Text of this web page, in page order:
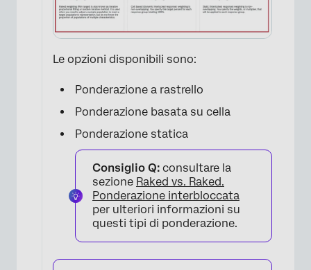
Le opzioni disponibili sono:
Ponderazione a rastrello
Ponderazione basata su cella
Ponderazione statica
Consiglio Q: consultare la
sezione Raked vs. Raked.
Ponderazione interbloccata
per ulteriori informazioni su
questi tipi di ponderazione.